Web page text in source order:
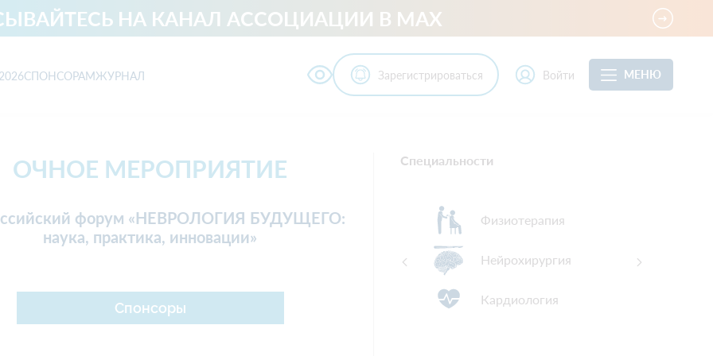
НА КАНАЛ АССОЦИАЦИИ В MAX
СПОНСОРАМЖУРНАЛ Зарегистрироваться Войти МЕНЮ
ОЧНОЕ МЕРОПРИЯТИЕ
форум «НЕВРОЛОГИЯ БУДУЩЕГО:
наука, практика, инновации»
Спонсоры
Специальности
Лечебная физкультура
Организация
Травматология и
ортопедия
Физиотерапия
Нейрохирургия
Кардиология